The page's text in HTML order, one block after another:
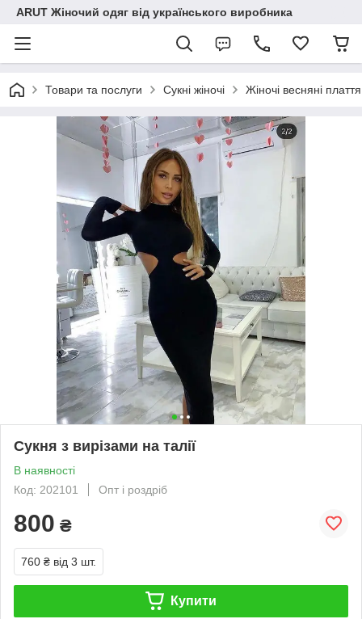
ARUT Жіночий одяг від українського виробника
Товари та послуги Сукні жіночі Жіночі весняні плаття
Сукня з вирізами на талії
В наявності
Код: 202101
Опт і роздріб
800 ₴
760 ₴ від 3 шт.
Купити